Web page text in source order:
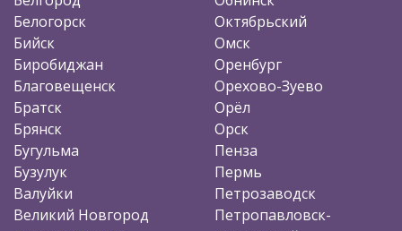
Белогорск
Бийск
Биробиджан
Благовещенск
Братск
Брянск
Бугульма
Бузулук
Валуйки
Великий Новгород
Октябрьский
Омск
Оренбург
Орехово-Зуево
Орёл
Орск
Пенза
Пермь
Петрозаводск
Петропавловск-